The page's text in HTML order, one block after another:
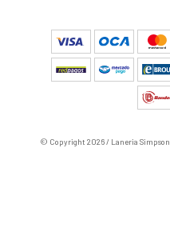
© Copyright 2026 / Laneria Simpson